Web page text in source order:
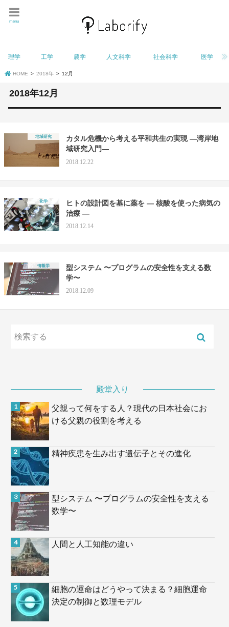
menu
理学 工学 農学 人文科学 社会科学 医学
HOME 2018年 12月
2018年12月
地域研究
カタル危機から考える平和共生の実現 ―湾岸地
域研究入門―
2018.12.22
化学
ヒトの設計図を基に薬を — 核酸を使った病気の
治療 —
2018.12.14
情報学
型システム 〜プログラムの安全性を支える数
学〜
2018.12.09
殿堂入り
父親って何をする人？現代の日本社会にお
ける父親の役割を考える
精神疾患を生み出す遺伝子とその進化
型システム 〜プログラムの安全性を支える
数学〜
人間と人工知能の違い
細胞の運命はどうやって決まる？細胞運命
決定の制御と数理モデル